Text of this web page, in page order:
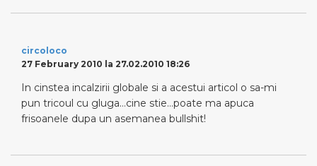
circoloco
27 February 2010 la 27.02.2010 18:26
In cinstea incalzirii globale si a acestui articol o sa-mi
pun tricoul cu gluga…cine stie…poate ma apuca
frisoanele dupa un asemanea bullshit!